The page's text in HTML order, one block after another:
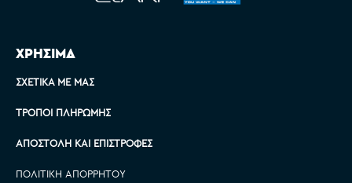
ΧΡΗΣΙΜΑ
ΣΧΕΤΙΚΆ ΜΕ ΜΑΣ
ΤΡΌΠΟΙ ΠΛΗΡΩΜΉΣ
ΑΠΟΣΤΟΛΉ ΚΑΙ ΕΠΙΣΤΡΟΦΈΣ
ΠΟΛΙΤΙΚΉ ΑΠΟΡΡΉΤΟΥ